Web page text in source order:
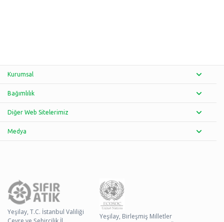
Kurumsal
Bağımlılık
Diğer Web Sitelerimiz
Medya
Yeşilay, T.C. İstanbul Valiliği
Yeşilay, Birleşmiş Milletler